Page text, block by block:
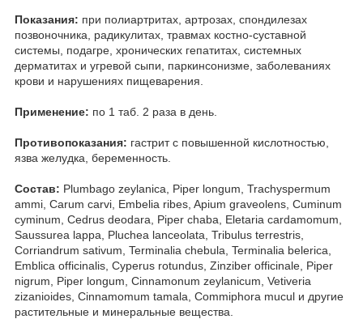
Показания: при полиартритах, артрозах, спондилезах
позвоночника, радикулитах, травмах костно-суставной
системы, подагре, хронических гепатитах, системных
дерматитах и угревой сыпи, паркинсонизме, заболеваниях
крови и нарушениях пищеварения.
Применение: по 1 таб. 2 раза в день.
Противопоказания: гастрит с повышенной кислотностью,
язва желудка, беременность.
Состав: Plumbago zeylanica, Piper longum, Trachyspermum
ammi, Carum carvi, Embelia ribes, Apium graveolens, Cuminum
cyminum, Cedrus deodara, Piper chaba, Eletaria cardamomum,
Saussurea lappa, Pluchea lanceolata, Tribulus terrestris,
Corriandrum sativum, Terminalia chebula, Terminalia belerica,
Emblica officinalis, Cyperus rotundus, Zinziber officinale, Piper
nigrum, Piper longum, Cinnamonum zeylanicum, Vetiveria
zizanioides, Cinnamomum tamala, Commiphora mucul и другие
растительные и минеральные вещества.